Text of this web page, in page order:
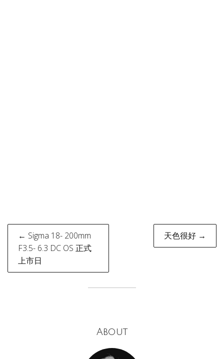
Post
navigation
← Sigma 18- 200mm
F3.5- 6.3 DC OS 正式
上市日
天色很好 →
About